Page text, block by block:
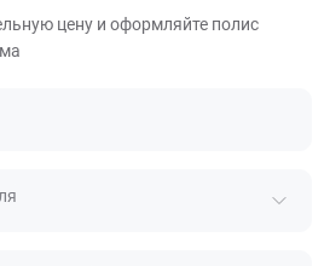
цену и оформляйте полис